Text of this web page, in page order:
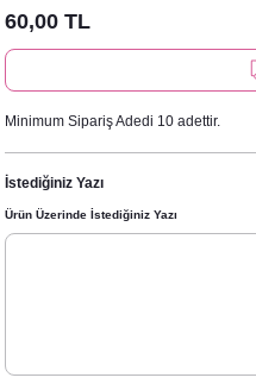
60,00 TL
Minimum Sipariş Adedi 10 adettir.
İstediğiniz Yazı
Ürün Üzerinde İstediğiniz Yazı